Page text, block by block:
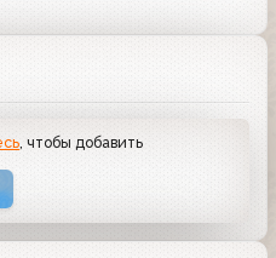
, чтобы добавить